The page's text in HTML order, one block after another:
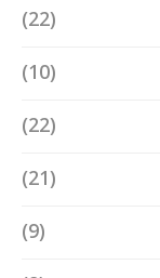
(22)
(10)
(22)
(21)
(9)